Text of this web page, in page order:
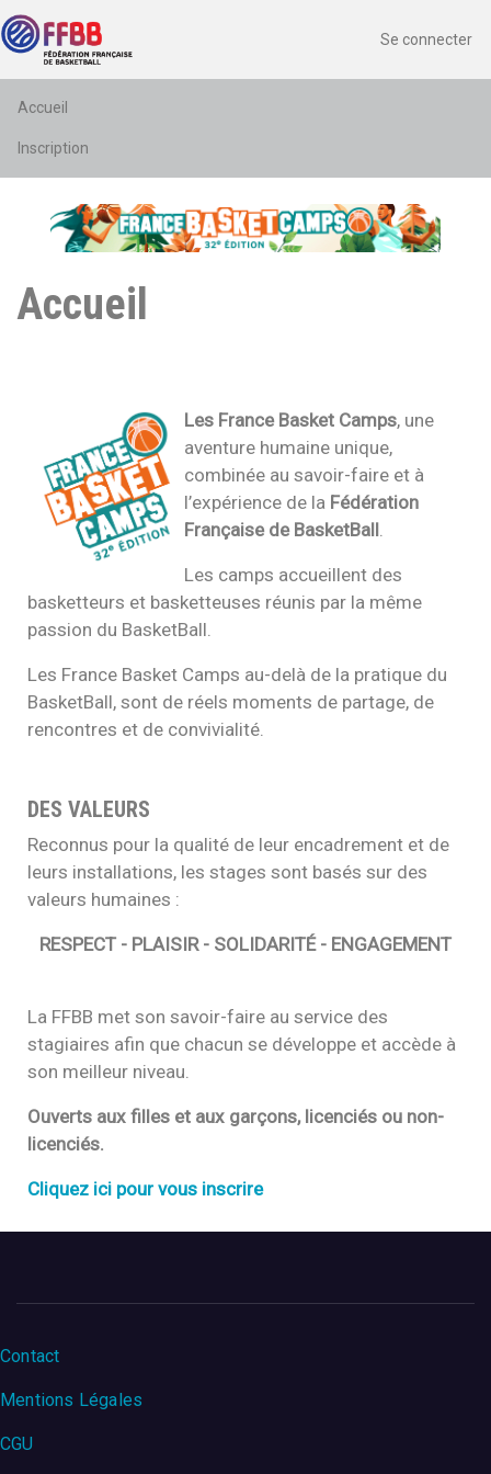
Menu
Se connecter
Navigation principale
Accueil
Inscription
Accueil
Les France Basket Camps, une
aventure humaine unique,
combinée au savoir-faire et à
l’expérience de la Fédération
Française de BasketBall.
Les camps accueillent des
basketteurs et basketteuses réunis par la même
passion du BasketBall.
Les France Basket Camps au-delà de la pratique du
BasketBall, sont de réels moments de partage, de
rencontres et de convivialité.
DES VALEURS
Reconnus pour la qualité de leur encadrement et de
leurs installations, les stages sont basés sur des
valeurs humaines :
RESPECT - PLAISIR - SOLIDARITÉ - ENGAGEMENT
La FFBB met son savoir-faire au service des
stagiaires afin que chacun se développe et accède à
son meilleur niveau.
Ouverts aux filles et aux garçons, licenciés ou non-
licenciés.
Cliquez ici pour vous inscrire
Menu Pied de page
Contact
Mentions Légales
CGU